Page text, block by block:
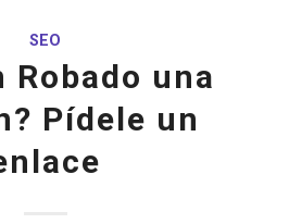
SEO
Robado una
Pídele un